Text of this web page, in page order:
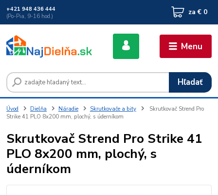
Menu
Hľadať
+421 948 436 444
(Po-Pia, 9-16 hod.)
za € 0
Úvod Dielňa Náradie Skrutkovače a bity
Skrutkovač Strend Pro
Strike 41 PLO 8x200 mm, plochý, s úderníkom
Skrutkovač Strend Pro Strike 41
PLO 8x200 mm, plochý, s
úderníkom